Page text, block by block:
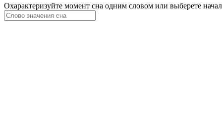
Охарактеризуйте момент сна одним словом или выберете